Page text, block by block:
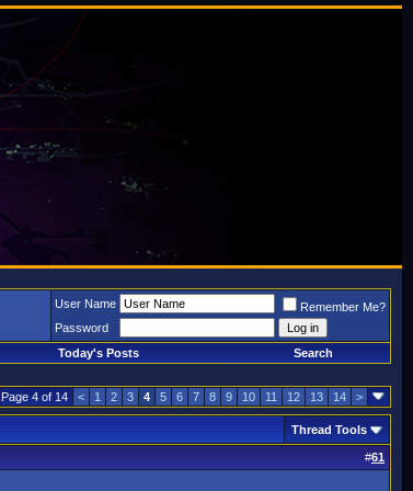
User Name
Remember Me?
Password
Today's Posts Search
Page 4 of 14 < 1 2 3 4 5 6 7 8 9 10 11 12 13 14 >
Thread Tools
#61